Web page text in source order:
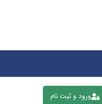
ورود و ثبت نام